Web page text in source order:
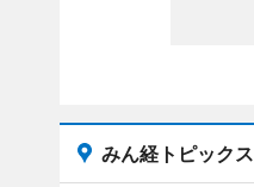
みん経トピックス